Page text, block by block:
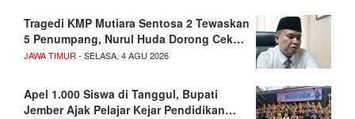
Tragedi KMP Mutiara Sentosa 2 Tewaskan
5 Penumpang, Nurul Huda Dorong Cek…
JAWA TIMUR - SELASA, 4 AGU 2026
Apel 1.000 Siswa di Tanggul, Bupati
Jember Ajak Pelajar Kejar Pendidikan…